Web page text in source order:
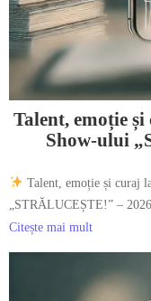
Talent, emoție
Show-ului
Talent, emoție și curaj
„STRĂLUCEȘTE!” – 2026
Citește mai mult